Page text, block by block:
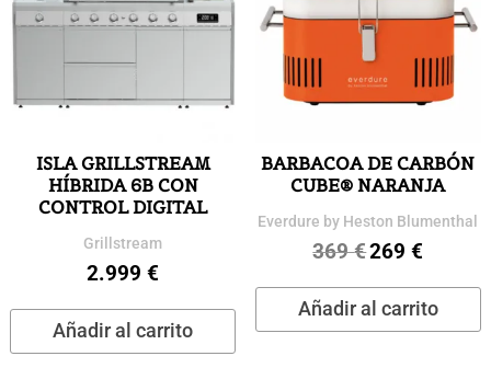
ISLA GRILLSTREAM
HÍBRIDA 6B CON
CONTROL DIGITAL
Grillstream
2.999€
Añadir al carrito
BARBACOA DE CARBÓN
CUBE® NARANJA
Everdure by Heston Blumenthal
369€El
original
era:
269€
actual
es:
Añadir al carrito